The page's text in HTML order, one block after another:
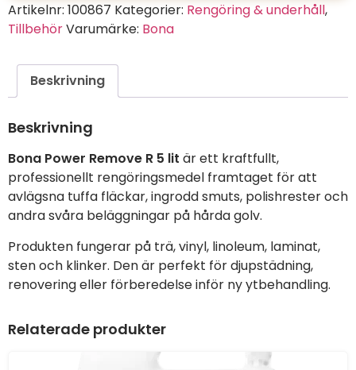
Artikelnr: 100867 Kategorier: Rengöring & underhåll,
TillbehörVarumärke: Bona
Beskrivning
Beskrivning
Bona Power Remove R 5 lit är ett kraftfullt,
professionellt rengöringsmedel framtaget för att
avlägsna tuffa fläckar, ingrodd smuts, polishrester och
andra svåra beläggningar på hårda golv.
Produkten fungerar på trä, vinyl, linoleum, laminat,
sten och klinker. Den är perfekt för djupstädning,
renovering eller förberedelse inför ny ytbehandling.
Relaterade produkter